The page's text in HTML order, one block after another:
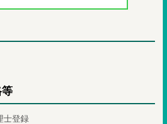
士登録